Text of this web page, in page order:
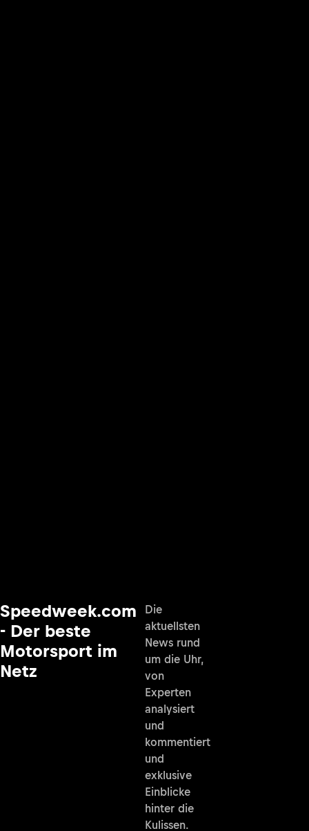
Speedweek.com
- Der beste
Motorsport im
Netz
Die
aktuellsten
News rund
um die Uhr,
von
Experten
analysiert
und
kommentiert
und
exklusive
Einblicke
hinter die
Kulissen.